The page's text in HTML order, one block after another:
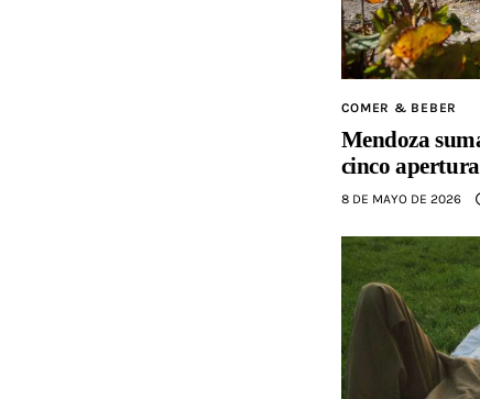
COMER & BEBER
Mendoza
cinco
8 DE MAYO DE 2026